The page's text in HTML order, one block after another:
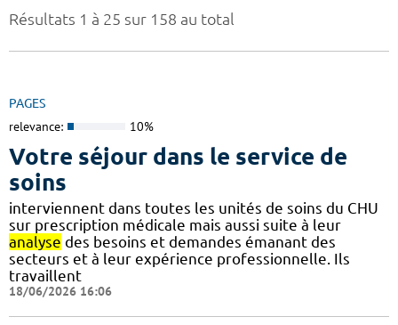
Résultats 1 à 25 sur 158 au total
PAGES
relevance: 10%
Votre séjour dans le service de
soins
interviennent dans toutes les unités de soins du CHU
sur prescription médicale mais aussi suite à leur
analyse des besoins et demandes émanant des
secteurs et à leur expérience professionnelle. Ils
travaillent
18/06/2026 16:06